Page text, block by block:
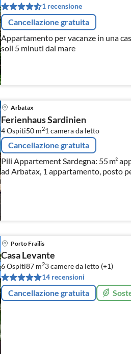
1 recensione
Cancellazione gratuita
Appartamento per vacanze in una
soli 5 minuti dal mare
Arbatax
Ferienhaus Sardinien
4 Ospiti50 m21 camera da letto
Cancellazione gratuita
Pili Appartement Sardegna: 55 m²
ad Arbatax, 1 appartamento, posto
Porto Frailis
Casa Levante
6 Ospiti87 m23camere da letto (+1)
14 recensioni
Cancellazione gratuita